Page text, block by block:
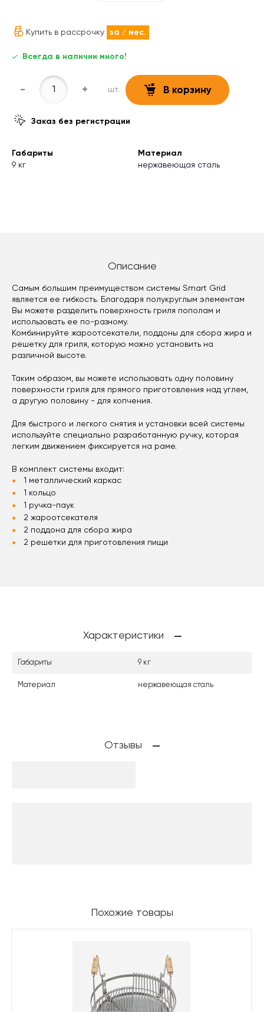
Купить в рассрочку за / мес.
Всегда в наличии много!
- + шт. В корзину
Заказ без регистрации
Габариты
9 кг
Материал
нержавеющая сталь
Описание
Самым большим преимуществом системы Smart Grid
является ее гибкость. Благодаря полукруглым элементам
Вы можете разделить поверхность гриля пополам и
использовать ее по-разному.
Комбинируйте жароотсекатели, поддоны для сбора жира и
решетку для гриля, которую можно установить на
различной высоте.
Таким образом, вы можете использовать одну половину
поверхности гриля для прямого приготовления над углем,
а другую половину - для копчения.
Для быстрого и легкого снятия и установки всей системы
используйте специально разработанную ручку, которая
легким движением фиксируется на раме.
В комплект системы входит:
1 металлический каркас
1 кольцо
1 ручка-паук
2 жароотсекателя
2 поддона для сбора жира
2 решетки для приготовления пищи
Характеристики
Габариты 9 кг
Материал нержавеющая сталь
Отзывы
Похожие товары